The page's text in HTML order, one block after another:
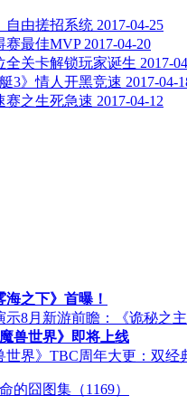
自由搓招系统 2017-04-25
赛最佳MVP 2017-04-20
全关卡解锁玩家诞生 2017-
3》情人开黑竞速 2017-04-
赛之生死急速 2017-04-12
之下》首曝！
示8月新游前瞻：《诡秘之
兽世界》即将上线
世界》TBC周年大更：双经